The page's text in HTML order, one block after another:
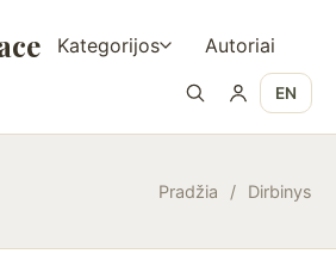
Kategorijos Autoriai
EN
Pradžia / Dirbinys